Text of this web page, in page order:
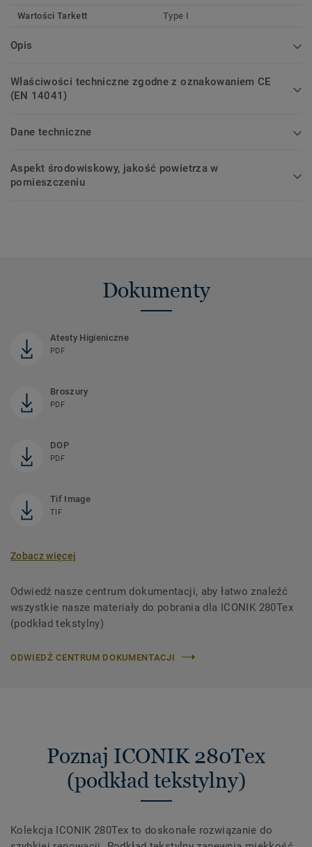
Wartości Tarkett Type I
Opis
Właściwości techniczne zgodne z oznakowaniem CE
(EN 14041)
Dane techniczne
Aspekt środowiskowy, jakość powietrza w
pomieszczeniu
Dokumenty
Atesty Higieniczne
PDF
Broszury
PDF
DOP
PDF
Tif Image
TIF
Zobacz więcej
Odwiedź nasze centrum dokumentacji, aby łatwo znaleźć
wszystkie nasze materiały do ​​pobrania dla ICONIK 280Tex
(podkład tekstylny)
ODWIEDŹ CENTRUM DOKUMENTACJI
Poznaj ICONIK 280Tex
(podkład tekstylny)
Kolekcja ICONIK 280Tex to doskonałe rozwiązanie do